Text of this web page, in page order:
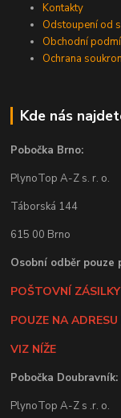
Kontakty
Odstoupení od
Obchodní
Ochrana
Kde nás
Pobočka Brno:
PlynoTop A-Z s. r. o.
Táborská 144
615 00 Brno
Osobní odběr pouze
POŠTOVNÍ
POUZE NA
VIZ NÍŽE
Pobočka Doubravník:
PlynoTop A-Z s .r. o.